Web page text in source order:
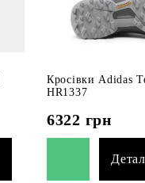
Кросівки Adidas
HR1337
6322 грн